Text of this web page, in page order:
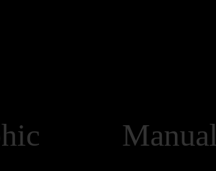
Manual